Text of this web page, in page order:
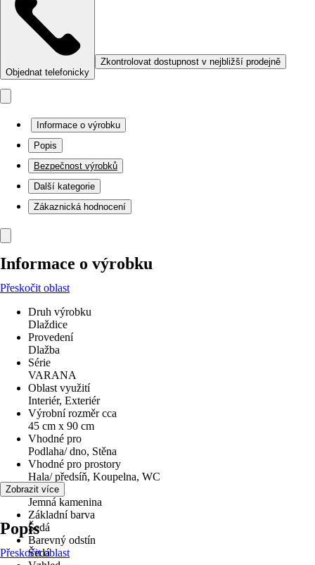
Objednat telefonicky
Zkontrolovat dostupnost v nejbližší prodejně
Informace o výrobku
Popis
Bezpečnost výrobků
Další kategorie
Zákaznická hodnocení
Informace o výrobku
Přeskočit oblast
Druh výrobku
Dlaždice
Provedení
Dlažba
Série
VARANA
Oblast využití
Interiér, Exteriér
Výrobní rozměr cca
45 cm x 90 cm
Vhodné pro
Podlaha/ dno, Stěna
Vhodné pro prostory
Hala/ předsíň, Koupelna, WC
Materiál
Jemná kamenina
Základní barva
Šedá
Barevný odstín
Šedá
Zobrazit více
Popis
Přeskočit oblast